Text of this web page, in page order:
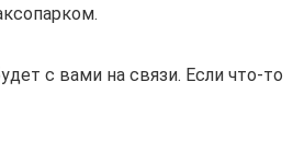
с вами на связи. Если что-то